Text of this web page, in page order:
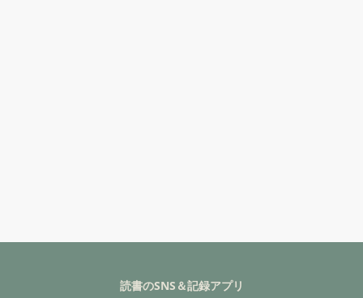
読書のSNS＆記録アプリ